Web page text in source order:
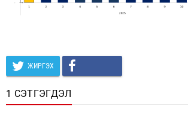
ЖИРГЭХ
1 СЭТГЭГДЭЛ